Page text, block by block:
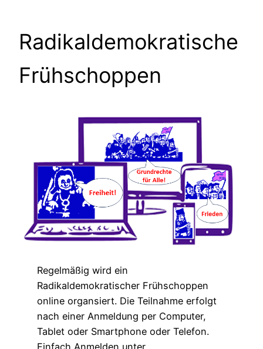
Radikaldemokratische
Frühschoppen
Regelmäßig wird ein
Radikaldemokratischer Frühschoppen
online organsiert. Die Teilnahme erfolgt
nach einer Anmeldung per Computer,
Tablet oder Smartphone oder Telefon.
Einfach Anmelden unter